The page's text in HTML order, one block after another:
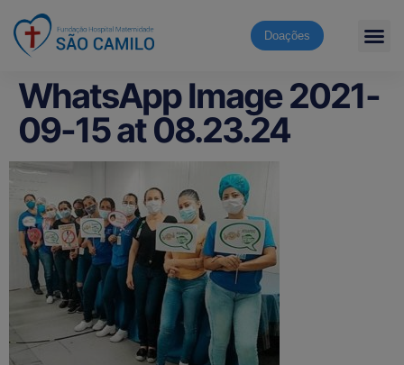
Doações
WhatsApp Image 2021-
09-15 at 08.23.24